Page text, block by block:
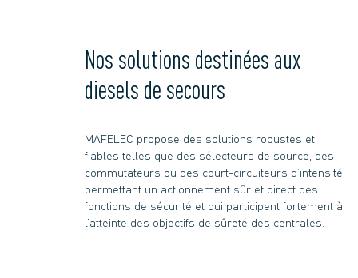
Nos solutions destinées aux
diesels de secours
MAFELEC propose des solutions robustes et
fiables telles que des sélecteurs de source, des
commutateurs ou des court-circuiteurs d’intensité
permettant un actionnement sûr et direct des
fonctions de sécurité et qui participent fortement à
l’atteinte des objectifs de sûreté des centrales.